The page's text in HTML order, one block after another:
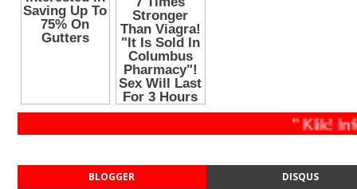
" Klik!
BLOGGER DISQUS